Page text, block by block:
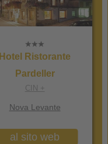
Hotel Ristorante
Pardeller
CIN +
Nova Levante
al sito web